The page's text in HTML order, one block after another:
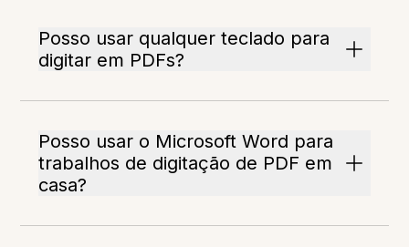
Posso usar qualquer teclado para
digitar em PDFs?
Posso usar o Microsoft Word para
trabalhos de digitação de PDF em
casa?